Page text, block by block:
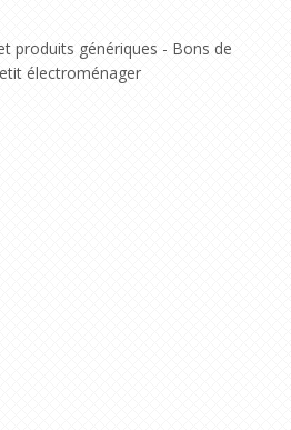
produits génériques - Bons de
électroménager